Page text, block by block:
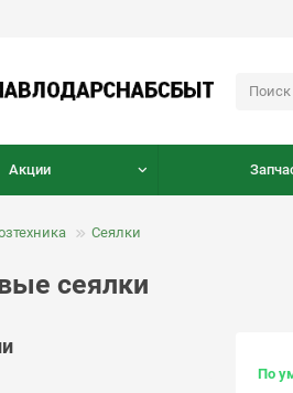
Акции
Сеялки
сеялки
По